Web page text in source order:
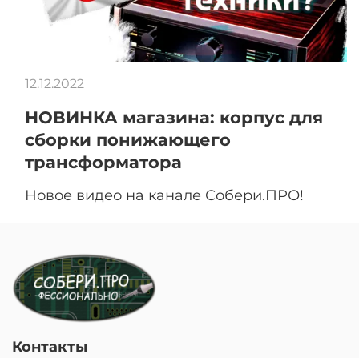
НОВИНКА магазина: корпус для
сборки понижающего
трансформатора
Новое видео на канале Собери.ПРО!
12.12.2022
Контакты